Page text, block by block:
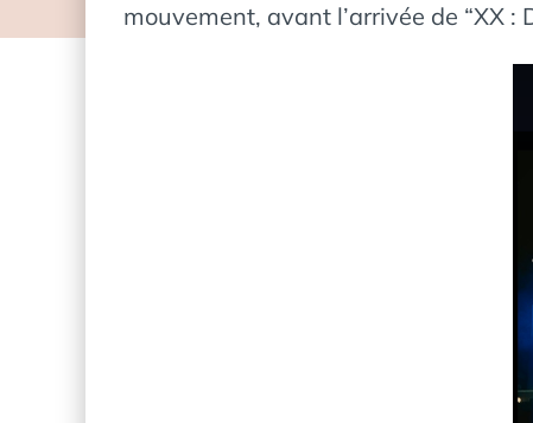
mouvement, avant l’arrivée de “XX :